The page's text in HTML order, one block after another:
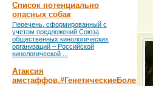
Список потенциально
опасных собак
Перечень, сформированный с
учетом предложений Союза
общественных кинологических
организаций – Российской
кинологической ...
Атаксия
амстаффов.#ГенетическиеБолезни